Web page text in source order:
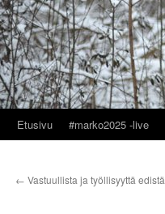
Siirry
Etusivu #marko2025 -live
← Vastuullista ja työllisyyttä